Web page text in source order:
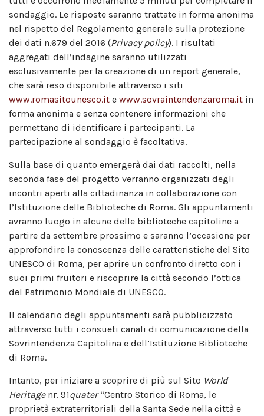
sondaggio. Le risposte saranno trattate in forma anonima
nel rispetto del Regolamento generale sulla protezione
dei dati n.679 del 2016 (Privacy policy). I risultati
aggregati dell’indagine saranno utilizzati
esclusivamente per la creazione di un report generale,
che sarà reso disponibile attraverso i siti
www.romasitounesco.it e www.sovraintendenzaroma.it in
forma anonima e senza contenere informazioni che
permettano di identificare i partecipanti. La
partecipazione al sondaggio è facoltativa.
Sulla base di quanto emergerà dai dati raccolti, nella
seconda fase del progetto verranno organizzati degli
incontri aperti alla cittadinanza in collaborazione con
l’Istituzione delle Biblioteche di Roma. Gli appuntamenti
avranno luogo in alcune delle biblioteche capitoline a
partire da settembre prossimo e saranno l’occasione per
approfondire la conoscenza delle caratteristiche del Sito
UNESCO di Roma, per aprire un confronto diretto con i
suoi primi fruitori e riscoprire la città secondo l’ottica
del Patrimonio Mondiale di UNESCO.
Il calendario degli appuntamenti sarà pubblicizzato
attraverso tutti i consueti canali di comunicazione della
Sovrintendenza Capitolina e dell’Istituzione Biblioteche
di Roma.
Intanto, per iniziare a scoprire di più sul Sito World
Heritagenr. 91quater“Centro Storico di Roma, le
proprietà extraterritoriali della Santa Sede nella città e